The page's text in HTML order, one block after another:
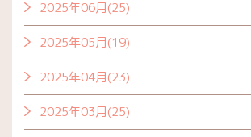
2025年06月(25)
2025年05月(19)
2025年04月(23)
2025年03月(25)